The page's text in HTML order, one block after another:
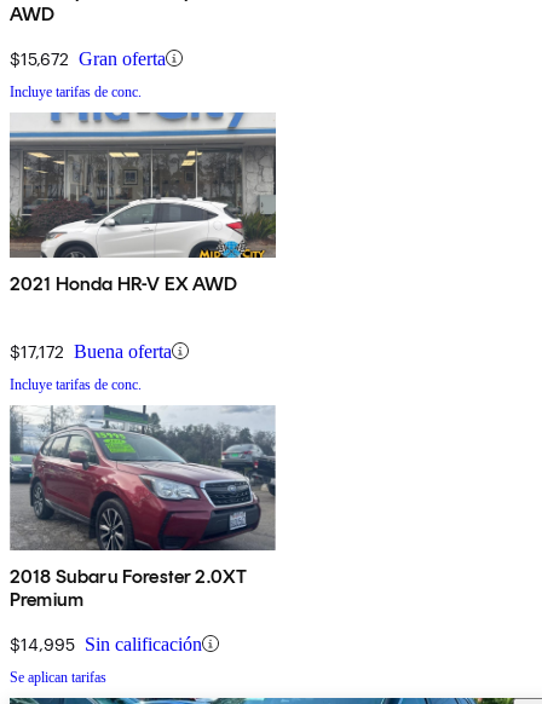
AWD
$15,672 Gran oferta
Incluye tarifas de conc.
2021 Honda HR-V EX AWD
$17,172 Buena oferta
Incluye tarifas de conc.
2018 Subaru Forester 2.0XT
Premium
$14,995 Sin calificación
Se aplican tarifas